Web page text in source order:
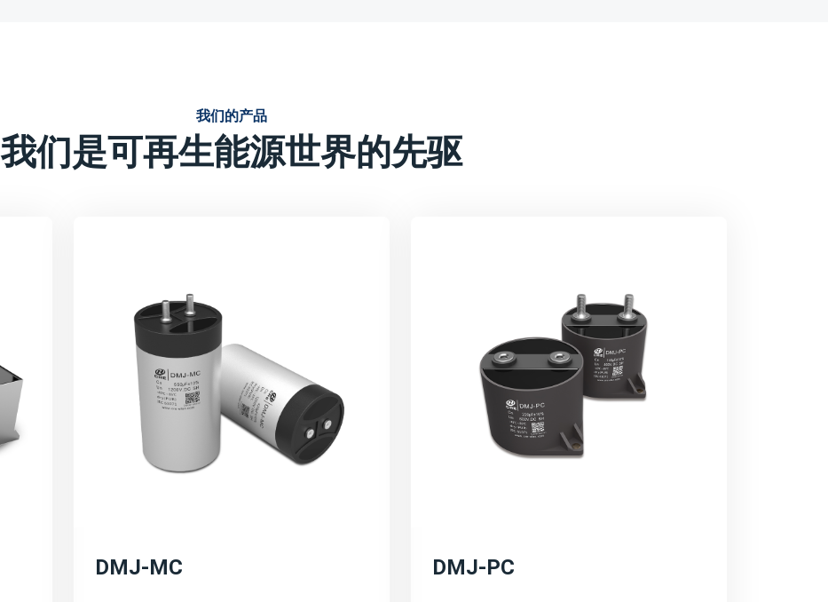
效、可靠、环保能源解决方案的需求。
定制化解决方案：
强调宸瑞科技的薄膜电容器在提升系统效率方面的作用，如降低能量损
耗、提高电能转换效率等。同时，也突出产品的环保特性。
技术创新与研发方向：
宸瑞科技在薄膜电容器领域的长远规划和愿景，包括持续的技术创新、
宸瑞科技积极响应全球能源转型和碳中和目标，致力于推动绿色能源的
我们的产品
我们是可再生能源世界的先驱
DMJ-MC DMJ-PC